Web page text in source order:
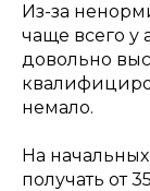
Из-за
чаще всего у
довольно
немало.
На
получать от